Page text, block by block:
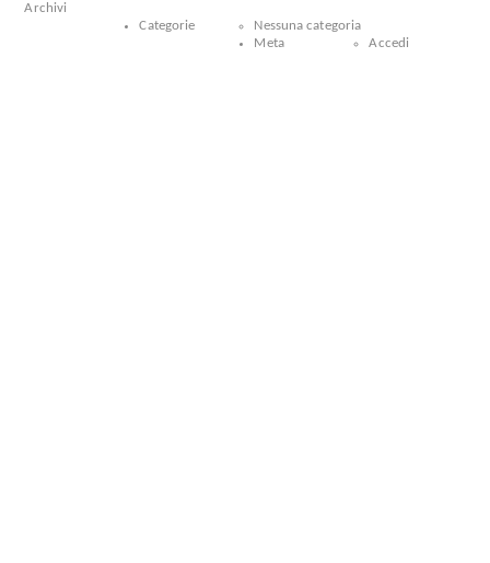
Archivi
Categorie
Nessuna categoria
Meta
Accedi